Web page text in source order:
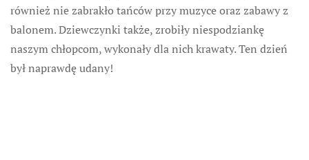
również nie zabrakło tańców przy muzyce oraz zabawy z
balonem. Dziewczynki także, zrobiły niespodziankę
naszym chłopcom, wykonały dla nich krawaty. Ten dzień
był naprawdę udany!